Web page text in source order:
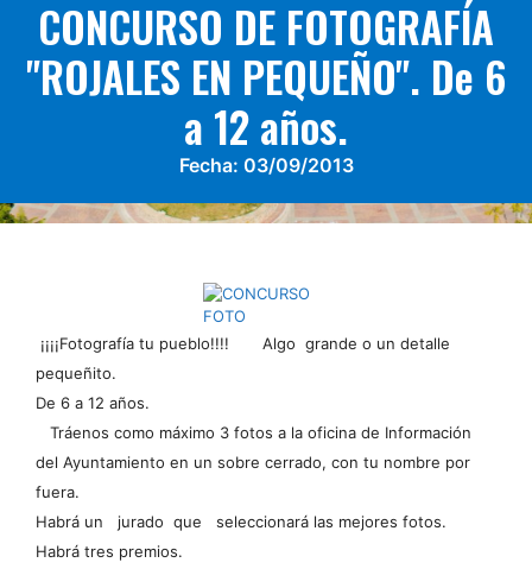
CONCURSO DE FOTOGRAFÍA
"ROJALES EN PEQUEÑO". De 6
a 12 años.
Fecha: 03/09/2013
¡¡¡¡Fotografía tu pueblo!!!! Algo grande o un detalle
pequeñito.
De 6 a 12 años.
Tráenos como máximo 3 fotos a la oficina de Información
del Ayuntamiento en un sobre cerrado, con tu nombre por
fuera.
Habrá un jurado que seleccionará las mejores fotos.
Habrá tres premios.